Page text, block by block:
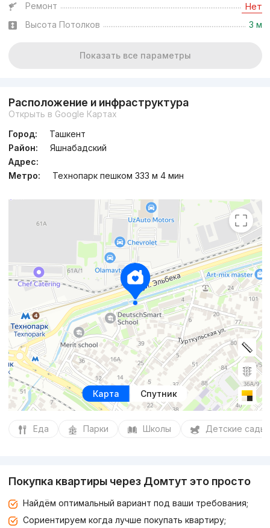
Ремонт Нет
Высота Потолков 3 м
Показать все параметры
Расположение и инфраструктура
Открыть в Google Картах
Город:
Ташкент
Район:
Яшнабадский
Адрес:
Метро:
Технопарк пешком 333 м 4 мин
Карта Спутник
Еда Парки Школы Детские сады
Покупка квартиры через Домтут это просто
Найдём оптимальный вариант под ваши требования;
Сориентируем когда лучше покупать квартиру;